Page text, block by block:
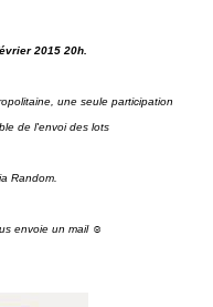
2015 20h.
une seule participation
de l'envoi des lots
Random.
envoie un mail ☺